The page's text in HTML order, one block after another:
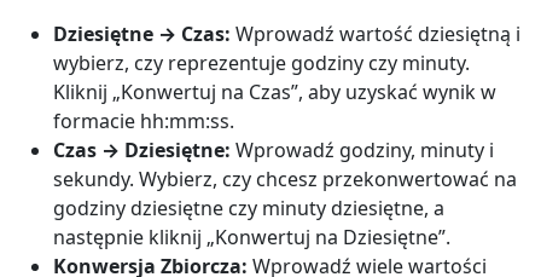
Dziesiętne → Czas: Wprowadź wartość dziesiętną i
wybierz, czy reprezentuje godziny czy minuty.
Kliknij „Konwertuj na Czas”, aby uzyskać wynik w
formacie hh:mm:ss.
Czas → Dziesiętne: Wprowadź godziny, minuty i
sekundy. Wybierz, czy chcesz przekonwertować na
godziny dziesiętne czy minuty dziesiętne, a
następnie kliknij „Konwertuj na Dziesiętne”.
Konwersja Zbiorcza: Wprowadź wiele wartości